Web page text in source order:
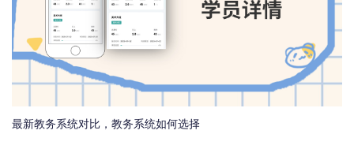
最新教务系统对比，教务系统如何选择